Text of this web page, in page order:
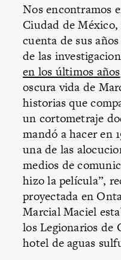
Nos encontramos
Ciudad de México,
cuenta de sus
de las
en los últimos años
oscura vida de
historias que
un cortometraje
mandó a hacer en
una de las
medios de
hizo la película”,
proyectada en
Marcial Maciel
los Legionarios de
hotel de aguas